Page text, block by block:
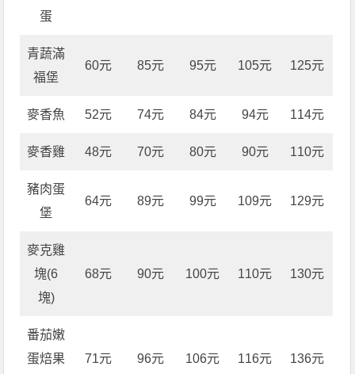
蛋
青蔬滿
福堡
60元 85元 95元 105元 125元
麥香魚 52元 74元 84元 94元 114元
麥香雞 48元 70元 80元 90元 110元
豬肉蛋
堡
64元 89元 99元 109元 129元
麥克雞
塊(6
塊)
68元 90元 100元 110元 130元
番茄嫩
蛋焙果
71元 96元 106元 116元 136元